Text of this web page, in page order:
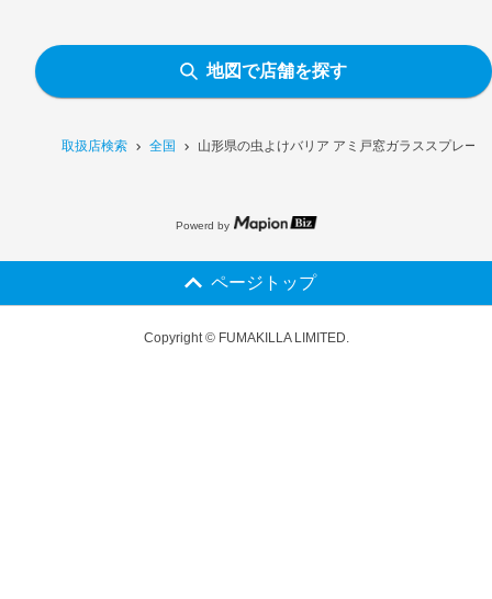
取扱店検索 全国 山形県の虫よけバリア アミ戸窓ガラススプレー
地図で店舗を探す
Powerd by
ページトップ
Copyright © FUMAKILLA LIMITED.